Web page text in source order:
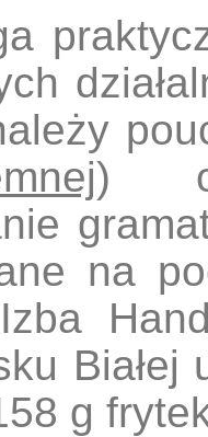
) o
na
Izba
Białej
g